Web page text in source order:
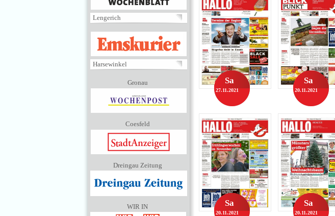
Lengerich
EMSKURIER
Harsewinkel
Gronau
Coesfeld
Dreingau Zeitung
WIR IN
Sa
27.11.2021
Sa
20.11.2021
Sa
20.11.2021
Sa
20.11.2021